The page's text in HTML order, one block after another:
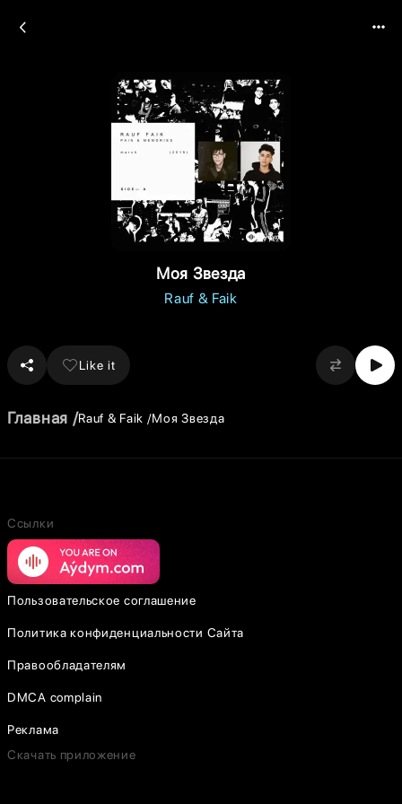
Моя Звезда
Rauf & Faik
Like it
Главная Rauf & Faik Моя Звезда
Ссылки
Пользовательское соглашение
Политика конфиденциальности Сайта
Правообладателям
DMCA complain
Реклама
Скачать приложение